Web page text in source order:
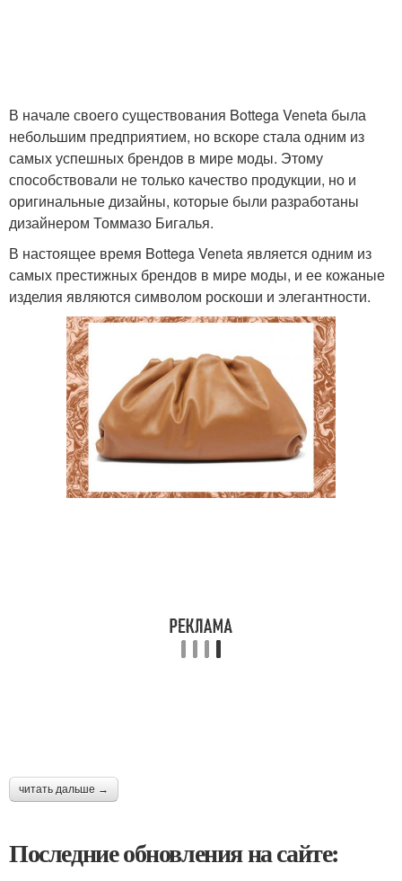
В начале своего существования Bottega Veneta была
небольшим предприятием, но вскоре стала одним из
самых успешных брендов в мире моды. Этому
способствовали не только качество продукции, но и
оригинальные дизайны, которые были разработаны
дизайнером Томмазо Бигалья.
В настоящее время Bottega Veneta является одним из
самых престижных брендов в мире моды, и ее кожаные
изделия являются символом роскоши и элегантности.
читать дальше →
Последние обновления на сайте: